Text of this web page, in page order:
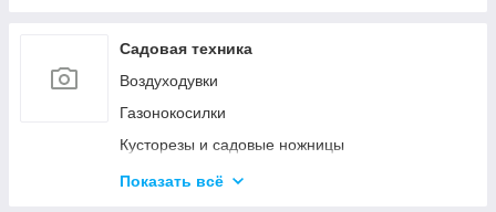
Настольные лампы
Наружное и промышленное освещение
Светодиодные фонарики
Светодиодные ленты
Умное освещение
Садовая техника
Воздуходувки
Газонокосилки
Кусторезы и садовые ножницы
Пилы цепные
Показать всё